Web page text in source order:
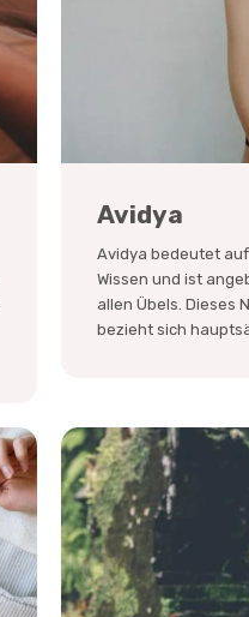
Avidya
Avidya bedeutet
Wissen und ist
allen Übels. Dieses
bezieht sich